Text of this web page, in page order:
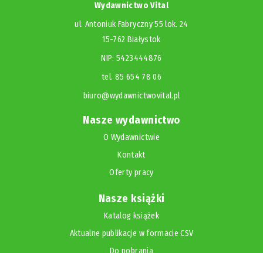
Wydawnictwo Vital
ul. Antoniuk Fabryczny 55 lok. 24
15-762 Białystok
NIP: 5423444876
tel. 85 654 78 06
biuro@wydawnictwovital.pl
Nasze wydawnictwo
O Wydawnictwie
Kontakt
Oferty pracy
Nasze książki
Katalog książek
Aktualne publikacje w formacie CSV